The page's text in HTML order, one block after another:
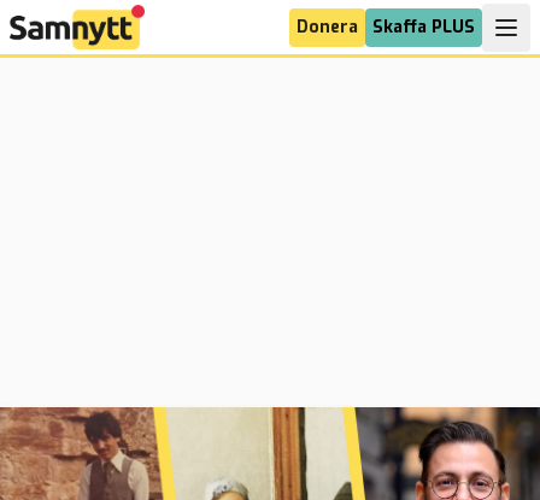
Donera Skaffa PLUS